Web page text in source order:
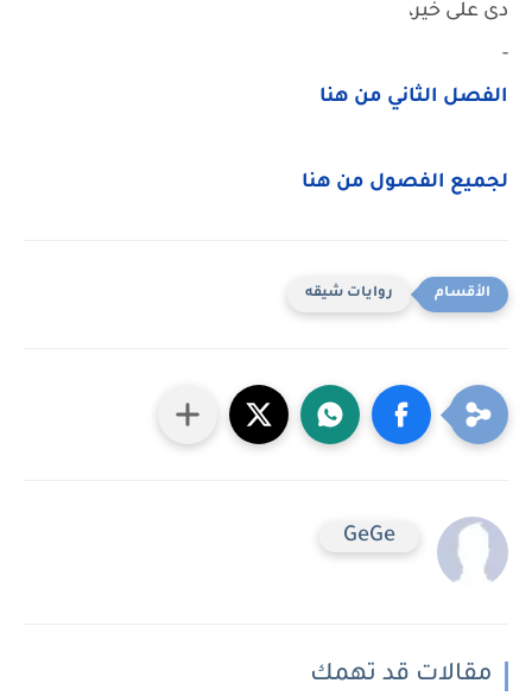
دى على خير،
-
الفصل الثاني من هنا
لجميع الفصول من هنا
روايات شيقه
GeGe
مقالات قد تهمك